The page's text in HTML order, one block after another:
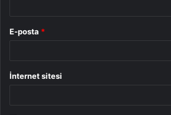
E-posta *
İnternet sitesi